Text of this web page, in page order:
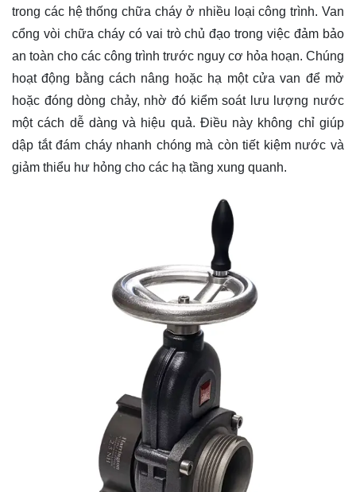
trong các hệ thống chữa cháy ở nhiều loại công trình. Van
cổng vòi chữa cháy có vai trò chủ đạo trong việc đảm bảo
an toàn cho các công trình trước nguy cơ hỏa hoạn. Chúng
hoạt động bằng cách nâng hoặc hạ một cửa van để mở
hoặc đóng dòng chảy, nhờ đó kiểm soát lưu lượng nước
một cách dễ dàng và hiệu quả. Điều này không chỉ giúp
dập tắt đám cháy nhanh chóng mà còn tiết kiệm nước và
giảm thiểu hư hỏng cho các hạ tầng xung quanh.